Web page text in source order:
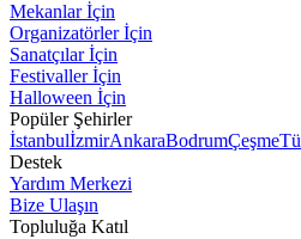
Mekanlar İçin
Organizatörler İçin
Sanatçılar İçin
Festivaller İçin
Halloween İçin
Popüler Şehirler
İstanbulİzmirAnkaraBodrumÇeşme
Destek
Yardım Merkezi
Bize Ulaşın
Topluluğa Katıl